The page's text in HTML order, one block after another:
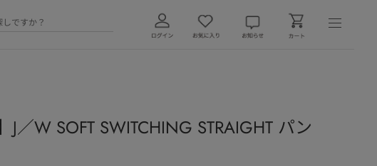
J／W SOFT SWITCHING STRAIGHT パン